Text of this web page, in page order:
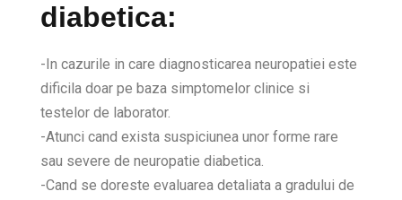
diabetica:
-In cazurile in care diagnosticarea neuropatiei este
dificila doar pe baza simptomelor clinice si
testelor de laborator.
-Atunci cand exista suspiciunea unor forme rare
sau severe de neuropatie diabetica.
-Cand se doreste evaluarea detaliata a gradului de